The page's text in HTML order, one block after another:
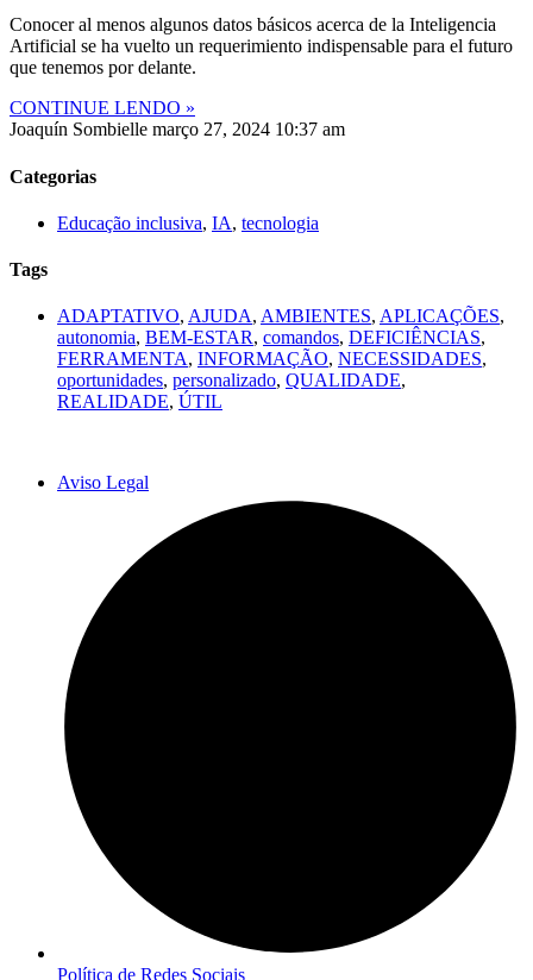
Conocer al menos algunos datos básicos acerca de la Inteligencia
Artificial se ha vuelto un requerimiento indispensable para el futuro
que tenemos por delante.
CONTINUE LENDO »
Joaquín Sombielle março 27, 2024 10:37 am
Categorias
Educação inclusiva, IA, tecnologia
Tags
ADAPTATIVO, AJUDA, AMBIENTES, APLICAÇÕES,
autonomia, BEM-ESTAR, comandos, DEFICIÊNCIAS,
FERRAMENTA, INFORMAÇÃO, NECESSIDADES,
oportunidades, personalizado, QUALIDADE,
REALIDADE, ÚTIL
Aviso Legal
Política de Redes Sociais